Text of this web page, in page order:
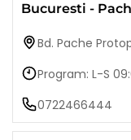
Bucuresti -
Bd. Pache
Program: L-S
0722466444